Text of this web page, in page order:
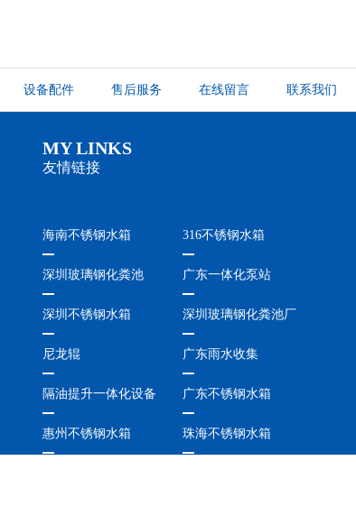
设备配件 售后服务 在线留言 联系我们
MY LINKS
友情链接
海南不锈钢水箱 316不锈钢水箱
深圳玻璃钢化粪池 广东一体化泵站
深圳不锈钢水箱 深圳玻璃钢化粪池厂
尼龙辊 广东雨水收集
隔油提升一体化设备 广东不锈钢水箱
惠州不锈钢水箱 珠海不锈钢水箱